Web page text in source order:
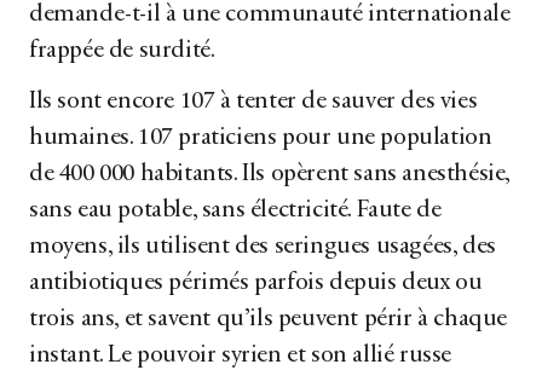
demande-t-il à une communauté internationale
frappée de surdité.
Ils sont encore 107 à tenter de sauver des vies
humaines. 107 praticiens pour une population
de 400 000 habitants. Ils opèrent sans anesthésie,
sans eau potable, sans électricité. Faute de
moyens, ils utilisent des seringues usagées, des
antibiotiques périmés parfois depuis deux ou
trois ans, et savent qu’ils peuvent périr à chaque
instant. Le pouvoir syrien et son allié russe